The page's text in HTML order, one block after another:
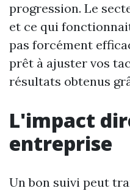
progression. Le
et ce qui
pas forcément
prêt à ajuster vos
résultats obtenus
L'impact
entreprise
Un bon suivi peut